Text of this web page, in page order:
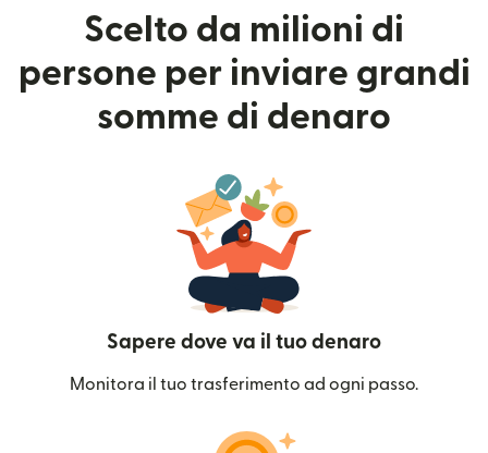
Scelto da milioni di
persone per inviare grandi
somme di denaro
Sapere dove va il tuo denaro
Monitora il tuo trasferimento ad ogni passo.